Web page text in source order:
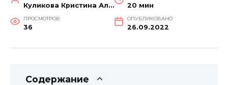
Куликова Кристина Александровна 20 мин
ПРОСМОТРОВ
36
ОПУБЛИКОВАНО
26.09.2022
Содержание